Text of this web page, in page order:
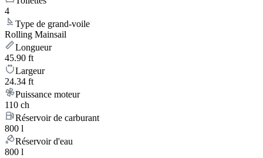
4
Type de grand-voile
Rolling Mainsail
Longueur
45.90 ft
Largeur
24.34 ft
Puissance moteur
110 ch
Réservoir de carburant
800 l
Réservoir d'eau
800 l